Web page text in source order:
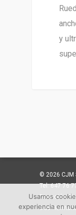
y
© 2026 CJM
Tel: 647 76
Dirección:
Dos
Usamos
experiencia en